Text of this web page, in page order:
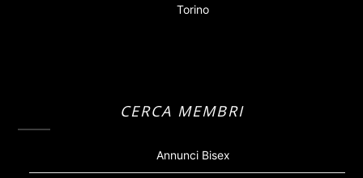
Torino
CERCA MEMBRI
Annunci Bisex